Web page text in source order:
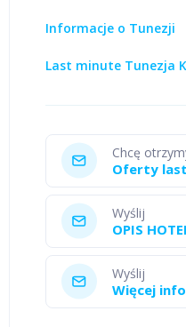
Informacje o Tunezji
Last minute Tunezja
Chcę
Oferty
Wyślij
OPIS
Wyślij
Więcej